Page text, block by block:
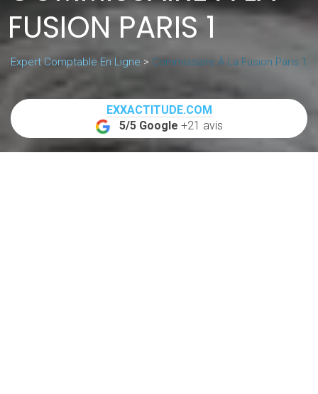
FUSION PARIS 1
Expert Comptable En Ligne > Commissaire À La Fusion Paris 1
EXXACTITUDE.COM
5/5 Google +21 avis